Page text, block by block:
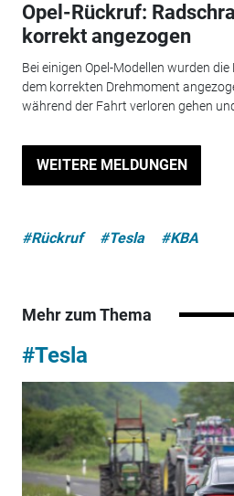
Opel-Rückruf:
korrekt angezogen
Bei einigen Opel-Modellen wurden
dem korrekten Drehmoment
während der Fahrt verloren gehen
WEITERE MELDUNGEN
#Rückruf #Tesla #KBA
Mehr zum Thema
#Tesla